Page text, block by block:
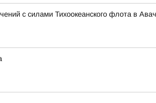
с силами Тихоокеанского флота в